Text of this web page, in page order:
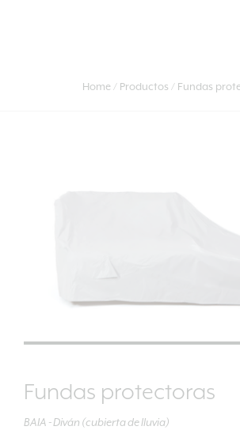
Home Productos Fundas
Fundas protectoras
BAIA - Diván (cubierta de lluvia)